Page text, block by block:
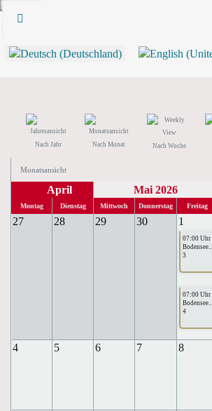
Nach Jahr Nach Monat Nach Woche
Monatsansicht
April Mai 2026
Montag Dienstag Mittwoch Donnerstag Freitag
27 28 29 30 1
07:00 Uhr
Bodensee..
3
07:00 Uhr
Bodensee..
4
4 5 6 7 8